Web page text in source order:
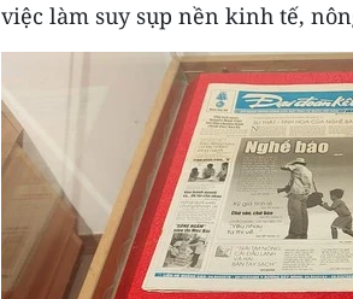
việc làm suy sụp nền kinh tế,